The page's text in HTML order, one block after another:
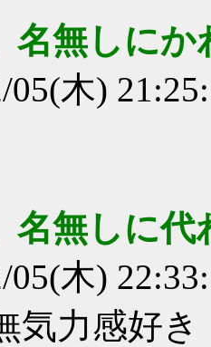
名無しに
05(木)
名無しに
05(木)
気力感好き